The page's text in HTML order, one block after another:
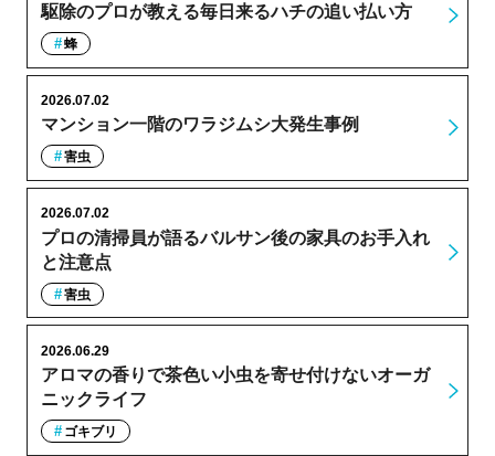
駆除のプロが教える毎日来るハチの追い払い方
蜂
マンション一階のワラジムシ大発生事例
2026.07.02
害虫
プロの清掃員が語るバルサン後の家具のお手入れ
と注意点
2026.07.02
害虫
アロマの香りで茶色い小虫を寄せ付けないオーガ
ニックライフ
2026.06.29
ゴキブリ